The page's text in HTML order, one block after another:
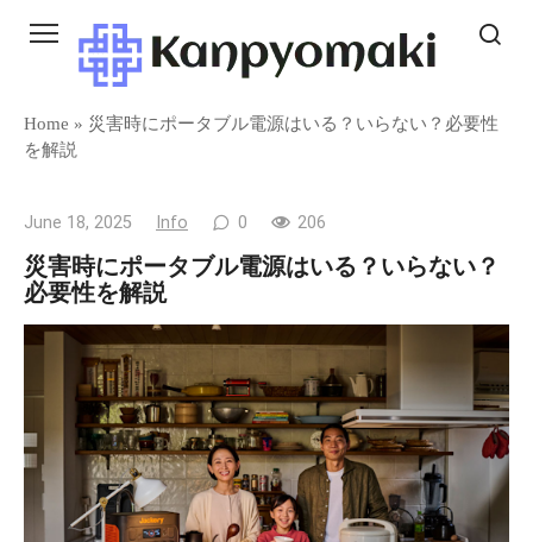
Home » 災害時にポータブル電源はいる？いらない？必要性
を解説
June 18, 2025 Info 0 206
災害時にポータブル電源はいる？いらない？
必要性を解説